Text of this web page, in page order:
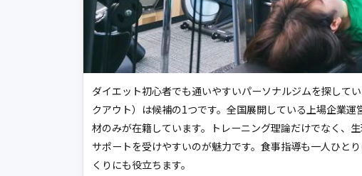
ダイエット初心者でも通いやすいパーソナルジムを探し
クアウト）は候補の1つです。全国展開している上場企業
材のみが在籍しています。トレーニング理論だけでなく、
サポートを受けやすいのが魅力です。食事指導も一人ひと
くりにも役立ちます。